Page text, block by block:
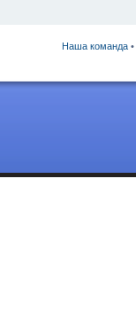
Наша команда •